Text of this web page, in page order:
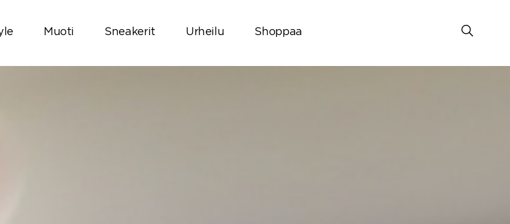
Muoti Sneakerit Urheilu Shoppaa